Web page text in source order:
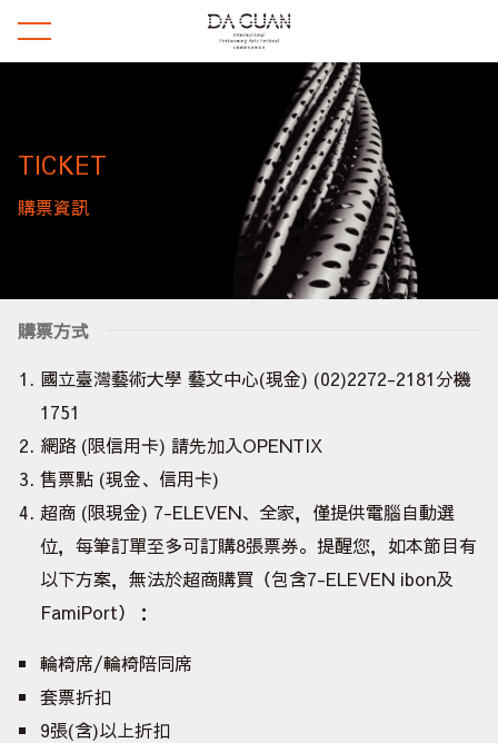
TICKET
購票資訊
購票方式
國立臺灣藝術大學 藝文中心(現金) (02)2272-2181分機
1751
網路 (限信用卡) 請先加入OPENTIX
售票點 (現金、信用卡)
超商 (限現金) 7-ELEVEN、全家，僅提供電腦自動選
位，每筆訂單至多可訂購8張票券。提醒您，如本節目有
以下方案，無法於超商購買（包含7-ELEVEN ibon及
FamiPort）：
輪椅席/輪椅陪同席
套票折扣
9張(含)以上折扣